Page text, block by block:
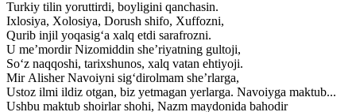
Turkiy tilin yoruttirdi, boyligini qanchasin.
Ixlosiya, Xolosiya, Dorush shifo, Xuffozni,
Qurib injil yoqasig‘a xalq etdi sarafrozni.
U me’mordir Nizomiddin she’riyatning gultoji,
So‘z naqqoshi, tarixshunos, xalq vatan ehtiyoji.
Mir Alisher Navoiyni sig‘dirolmam she’rlarga,
Ustoz ilmi ildiz otgan, biz yetmagan yerlarga. Navoiyga maktub...
Ushbu maktub shoirlar shohi, Nazm maydonida bahodir